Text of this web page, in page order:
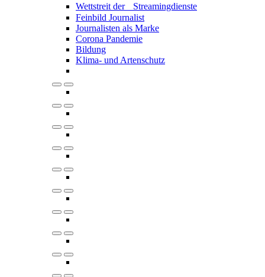
Wettstreit der Streamingdienste
Feinbild Journalist
Journalisten als Marke
Corona Pandemie
Bildung
Klima- und Artenschutz